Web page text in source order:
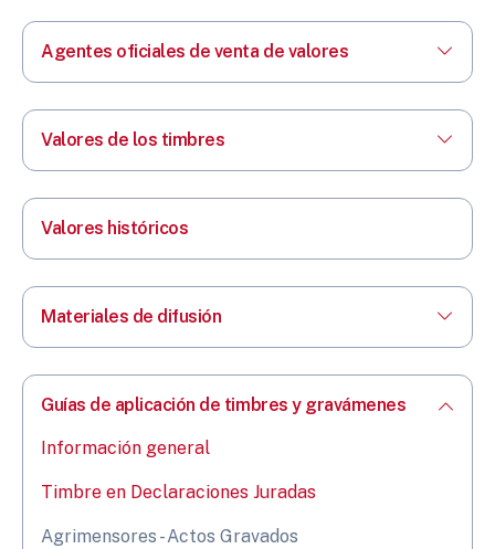
Agentes oficiales de venta de valores
Valores de los timbres
Valores históricos
Materiales de difusión
Guías de aplicación de timbres y gravámenes
Información general
Timbre en Declaraciones Juradas
Agrimensores - Actos Gravados